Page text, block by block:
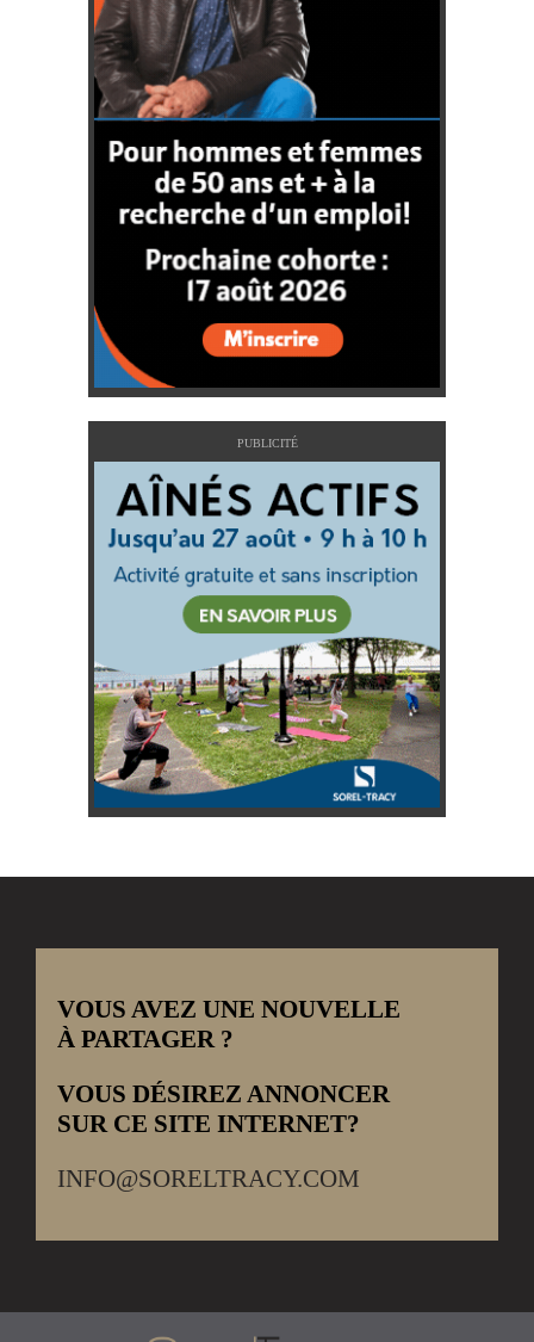
PUBLICITÉ
VOUS AVEZ UNE NOUVELLE
À PARTAGER ?
VOUS DÉSIREZ ANNONCER
SUR CE SITE INTERNET?
INFO@SORELTRACY.COM